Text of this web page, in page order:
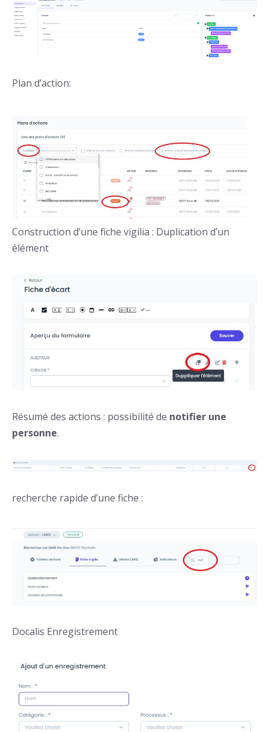
Plan d’action:
Construction d’une fiche vigilia : Duplication d’un
élément
Résumé des actions : possibilité de notifier une
personne.
recherche rapide d’une fiche :
Docalis Enregistrement